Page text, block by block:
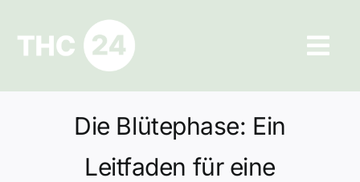
springen
Ratgeber
Die Blütephase: Ein
Leitfaden für eine